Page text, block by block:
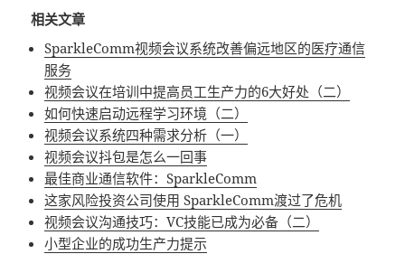
相关文章
SparkleComm视频会议系统改善偏远地区的医疗通信
服务
视频会议在培训中提高员工生产力的6大好处（二）
如何快速启动远程学习环境（二）
视频会议系统四种需求分析（一）
视频会议抖包是怎么一回事
最佳商业通信软件：SparkleComm
这家风险投资公司使用 SparkleComm渡过了危机
视频会议沟通技巧：VC技能已成为必备（二）
小型企业的成功生产力提示